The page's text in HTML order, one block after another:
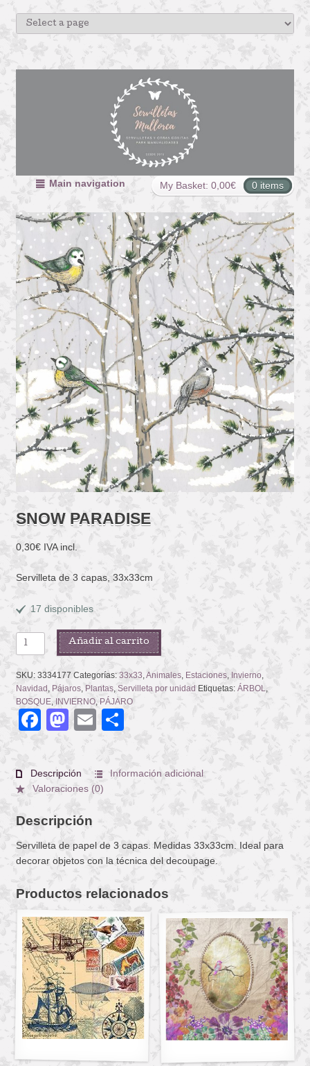
My Basket: 0,00€ 0 items
Main navigation
SNOW PARADISE
0,30€ IVA incl.
Servilleta de 3 capas, 33x33cm
17 disponibles
SNOW
PARADISE
cantidad
Añadir al carrito
SKU: 3334177 Categorías: 33x33 Animales, Estaciones, Invierno
Navidad Pájaros, Plantas, Servilleta por unidad Etiquetas: ÁRBOL
BOSQUE, INVIERNO, PÁJARO
Facebook
Mastodon
EmailCompartir
Descripción
Información adicional
Valoraciones (0)
Descripción
Servilleta de papel de 3 capas. Medidas 33x33cm. Ideal para
decorar objetos con la técnica del decoupage.
Productos relacionados